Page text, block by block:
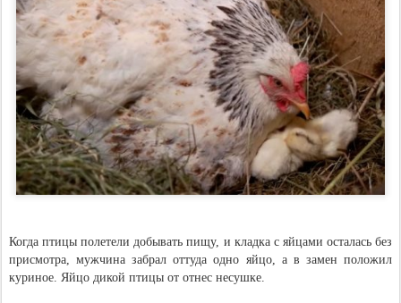
Когда птицы полетели добывать пищу, и кладка с яйцами осталась без
присмотра, мужчина забрал оттуда одно яйцо, а в замен положил
куриное. Яйцо дикой птицы от отнес несушке.